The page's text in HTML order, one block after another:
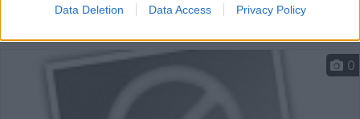
Data Deletion Data Access Privacy Policy
0